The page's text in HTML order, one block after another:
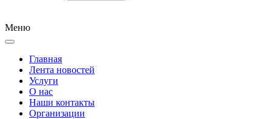
Меню
Главная
Лента новостей
Услуги
О нас
Наши контакты
Организации